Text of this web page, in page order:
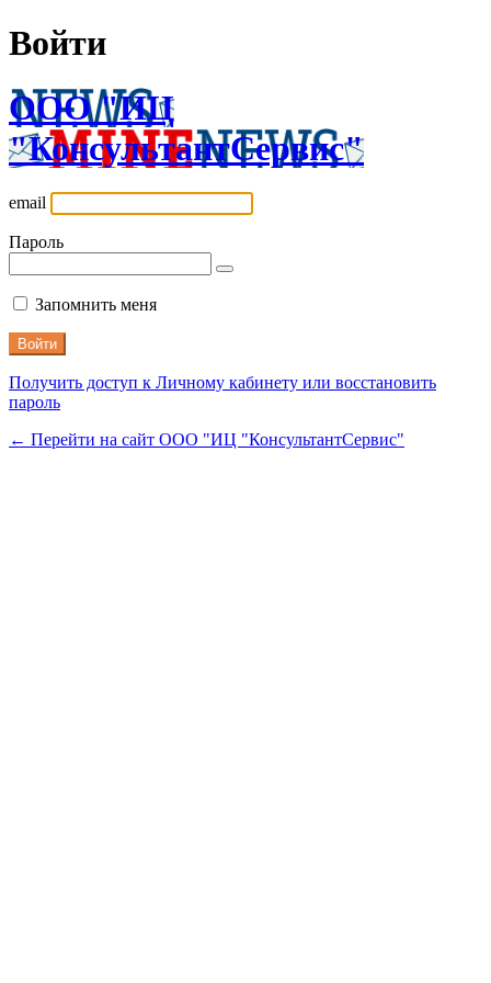
Войти
ООО "ИЦ
"КонсультантСервис"
email
Пароль
Запомнить меня
Получить доступ к Личному кабинету или восстановить
пароль
← Перейти на сайт ООО "ИЦ "КонсультантСервис"